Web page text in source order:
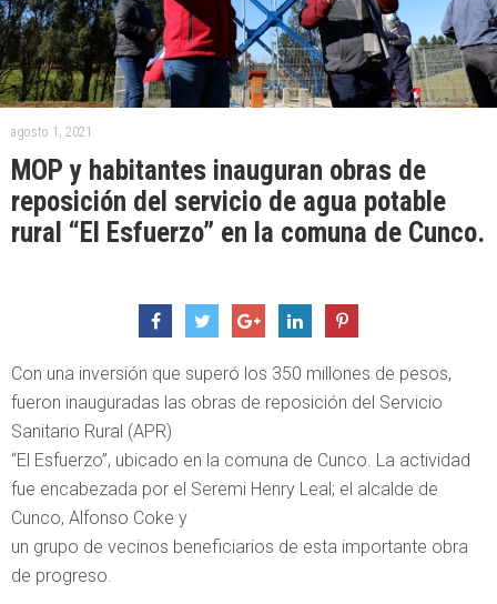
agosto 1, 2021
MOP y habitantes inauguran obras de
reposición del servicio de agua potable
rural “El Esfuerzo” en la comuna de Cunco.
Con una inversión que superó los 350 millones de pesos,
fueron inauguradas las obras de reposición del Servicio
Sanitario Rural (APR)
“El Esfuerzo”, ubicado en la comuna de Cunco. La actividad
fue encabezada por el Seremi Henry Leal; el alcalde de
Cunco, Alfonso Coke y
un grupo de vecinos beneficiarios de esta importante obra
de progreso.